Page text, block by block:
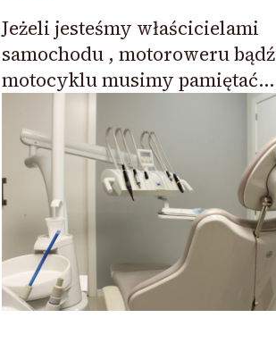
Jeżeli jesteśmy właścicielami
samochodu , motoroweru bądź
motocyklu musimy pamiętać…